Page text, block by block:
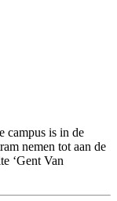
campus is in de
nemen tot aan de
‘Gent Van